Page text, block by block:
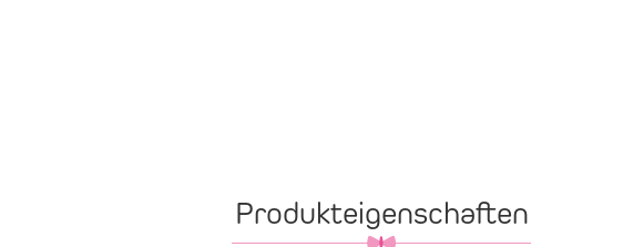
Produkteigenschaften